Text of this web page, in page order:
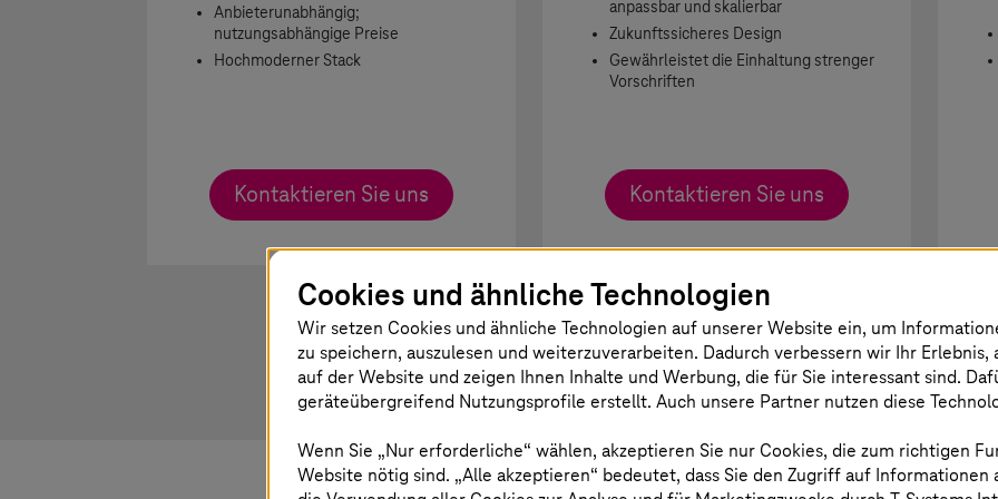
Anbieterunabhängig;
nutzungsabhängige Preise
Hochmoderner Stack
Kontaktieren Sie uns
anpassbar und skalierbar
Zukunftssicheres Design
Gewährleistet die Einhaltung strenger
Vorschriften
Kontaktieren Sie uns
Cookies und ähnliche Technologien
Wir setzen Cookies und ähnliche Technologien auf unserer Website ein, um
zu speichern, auszulesen und weiterzuverarbeiten. Dadurch verbessern wir Ihr Erlebnis,
auf der Website und zeigen Ihnen Inhalte und Werbung, die für Sie interessant sind.
geräteübergreifend Nutzungsprofile erstellt. Auch unsere Partner nutzen diese
Wenn Sie „Nur erforderliche“ wählen, akzeptieren Sie nur Cookies, die zum richtigen
Website nötig sind. „Alle akzeptieren“ bedeutet, dass Sie den Zugriff auf Informationen